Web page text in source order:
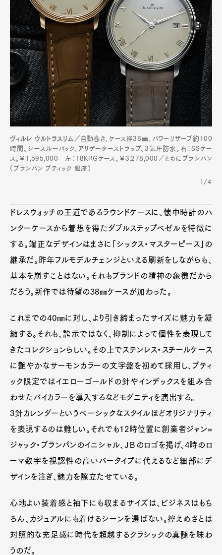
ヴィルレ ウルトラスリム／ 自動巻き、ケース径38㎜、パワーリザーブ約100
時間、シースルーバック、アリゲーターストラップ、3気圧防水。右：SSケー
ス。￥1,595,000 左：18KRGケース。￥3,278,000／ともにブランパン
（ブランパン ブティック 銀座）
1/4
ドレスウォッチの王道であるラウンドケースに、懐中時計のハ
ンターケースから着想を得たダブルステップベゼルを特徴に
する。端正なデザインはまさに「シックス・マスターピース」の
継承だ。昨年フルモデルチェンジといえる刷新をしながらも、
基本を崩すことはない。それもブランドの精神の象徴だから
だろう。新作では待望の38㎜ケースが加わった。
これまでの40㎜に対し、より引き締まったサイズに魅力を凝
縮する。それも、誇示ではなく、抑制によって個性を表現して
きたコレクションらしい。その上でステンレス・スチールケース
に艶やかなサーモンカラーの文字盤を初めて採用し、ブティ
ック限定ではイエローゴールドの針やインデックスを組み合
わせたバイカラーを導入するなどモダニティを演出する。
3針カレンダーというベーシックなスタイルほどオリジナリティ
を表現するのは難しい。それでも12時位置に創業者ジャン=
ジャック・ブランパンのイニシャル、ＪＢのロゴを掲げ、4時のロ
ーマ数字を視認性の高いバータイプに代えるなど細部にデ
ザインを注ぎ、魅力を際立たせている。
心地よい装着感と袖下にも収まるサイズは、ビジネスはもち
ろん、カジュアルにも着けるシーンを選ばない。控えめさとは
対照的な充足感に時代を超越するクラシックの真髄を味わ
うのだ。